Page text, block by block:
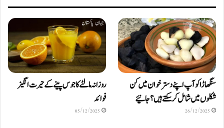
سنگھاڑا کو آپ اپنے دستر خوان میں کن
شکلوں میں شامل کرسکتے ہیں ؟ جانیئے
26/12/2025
روزانہ مالٹے کا جوس پینے کے حیرت انگیز
فوائد
05/12/2025